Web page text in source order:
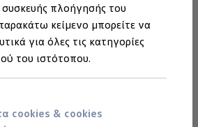
πλοήγησής του
κείμενο μπορείτε να
για όλες τις κατηγορίες
του ιστότοπου.
cookies & cookies
Cargo
ehybrid
αυτοκίνητα